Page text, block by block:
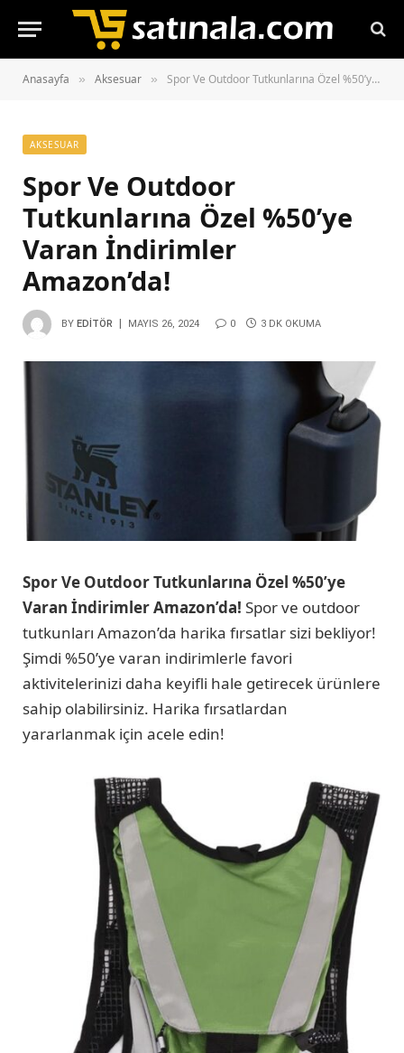
Anasayfa » Aksesuar » Spor Ve Outdoor Tutkunlarına Özel %50’ye Varan İndirimler Amazon’da!
AKSESUAR
Spor Ve Outdoor
Tutkunlarına Özel %50’ye
Varan İndirimler
Amazon’da!
BY EDITÖR MAYIS 26, 2024 0 3 DK OKUMA
Spor Ve Outdoor Tutkunlarına Özel %50’ye
Varan İndirimler Amazon’da! Spor ve outdoor
tutkunları Amazon’da harika fırsatlar sizi bekliyor!
Şimdi %50’ye varan indirimlerle favori
aktivitelerinizi daha keyifli hale getirecek ürünlere
sahip olabilirsiniz. Harika fırsatlardan
yararlanmak için acele edin!